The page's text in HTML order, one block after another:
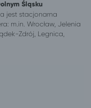
Śląsku
jest stacjonarna
m.in. Wrocław, Jelenia
Zdrój, Legnica,